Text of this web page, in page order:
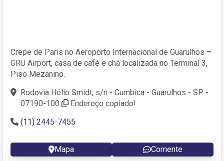
Crepe de Paris no Aeroporto Internacional de Guarulhos –
GRU Airport, casa de café e chá localizada no Terminal 3,
Piso Mezanino.
Rodovia Hélio Smidt, s/n - Cumbica - Guarulhos - SP -
07190-100
Endereço copiado!
(11) 2445-7455
Mapa Comente